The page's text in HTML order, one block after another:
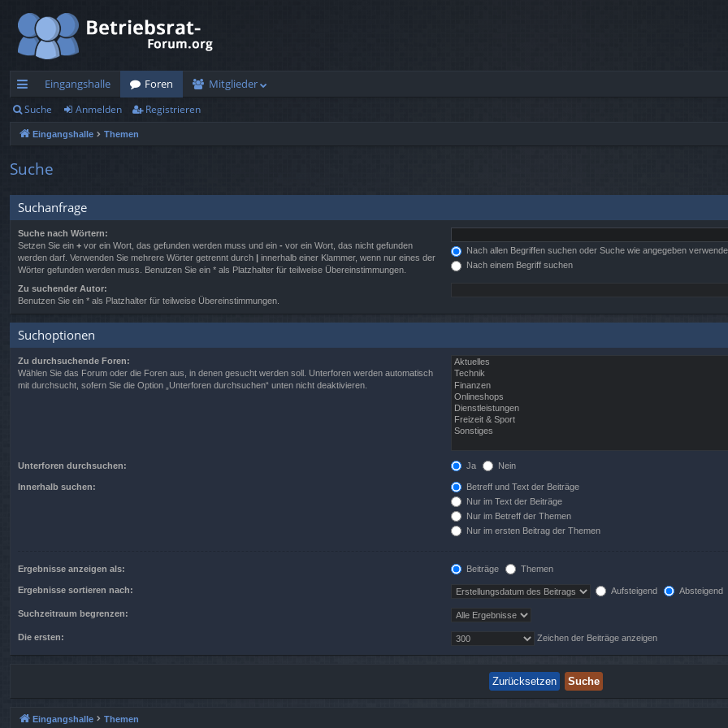
ch
ne
llz
rif
f
Eingangshalle Foren
Mitglieder
Suche Anmelden Registrieren
Eingangshalle Themen
Suche
Suchanfrage
Suche nach Wörtern:
Setzen Sie ein + vor ein Wort, das gefunden werden muss und ein - vor ein Wort, das nicht gefunden
werden darf. Verwenden Sie mehrere Wörter getrennt durch | innerhalb einer Klammer, wenn nur eines der
Wörter gefunden werden muss. Benutzen Sie ein * als Platzhalter für teilweise Übereinstimmungen.
Nach allen Begriffen suchen oder Suche wie angegeben
Nach einem Begriff suchen
Zu suchender Autor:
Benutzen Sie ein * als Platzhalter für teilweise Übereinstimmungen.
Suchoptionen
Zu durchsuchende Foren:
Wählen Sie das Forum oder die Foren aus, in denen gesucht werden soll. Unterforen werden automatisch
mit durchsucht, sofern Sie die Option „Unterforen durchsuchen“ unten nicht deaktivieren.
Unterforen durchsuchen: Ja Nein
Innerhalb suchen:
Betreff und Text der Beiträge
Nur im Text der Beiträge
Nur im Betreff der Themen
Nur im ersten Beitrag der Themen
Ergebnisse anzeigen als: Beiträge Themen
Ergebnisse sortieren nach: Aufsteigend Absteigend
Suchzeitraum begrenzen:
Die ersten: Zeichen der Beiträge anzeigen
Eingangshalle Themen